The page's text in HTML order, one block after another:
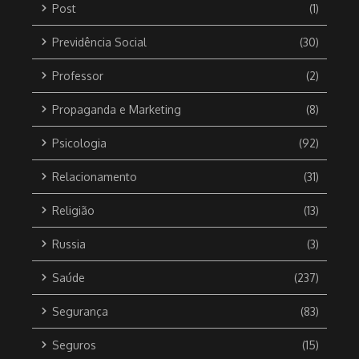
Post (1)
Previdência Social (30)
Professor (2)
Propaganda e Marketing (8)
Psicologia (92)
Relacionamento (31)
Religião (13)
Russia (3)
Saúde (237)
Segurança (83)
Seguros (15)